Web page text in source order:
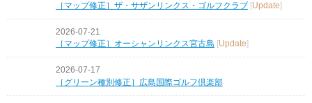
［マップ修正］ザ・サザンリンクス・ゴルフクラブ [Update]
2026-07-21
［マップ修正］オーシャンリンクス宮古島 [Update]
2026-07-17
［グリーン種別修正］広島国際ゴルフ倶楽部